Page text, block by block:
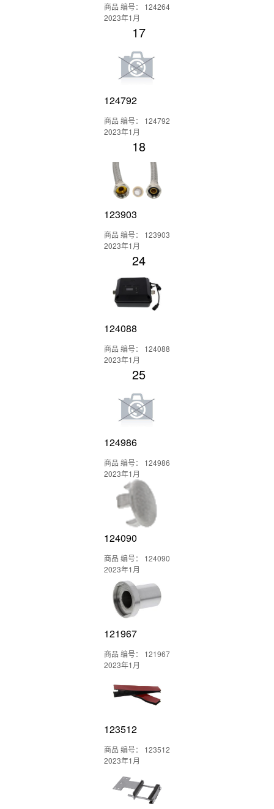
商品 编号： 124264
2023年1月
17
124792
商品 编号： 124792
2023年1月
18
123903
商品 编号： 123903
2023年1月
24
124088
商品 编号： 124088
2023年1月
25
124986
商品 编号： 124986
2023年1月
124090
商品 编号： 124090
2023年1月
121967
商品 编号： 121967
2023年1月
123512
商品 编号： 123512
2023年1月